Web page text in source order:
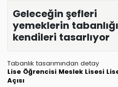
Geleceğin şefleri
yemeklerin
kendileri tasarlıyor
Tabanlık tasarımından detay
Lise Öğrencisi Meslek Lisesi
Açısı